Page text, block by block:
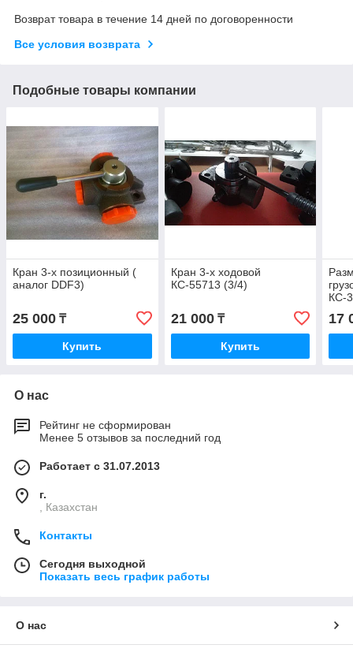
Возврат товара в течение 14 дней по договоренности
Все условия возврата
Подобные товары компании
Кран 3-х позиционный (
аналог DDF3)
25 000 ₸
Купить
Кран 3-х ходовой
КС-55713 (3/4)
21 000₸
Купить
КС-
17
О нас
Рейтинг не сформирован
Менее 5 отзывов за последний год
Работает с 31.07.2013
г.
, Казахстан
Контакты
Сегодня выходной
Показать весь график работы
О нас